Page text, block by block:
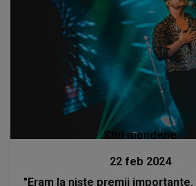
Stiri mondene
22 feb 2024
"Eram la niște premii